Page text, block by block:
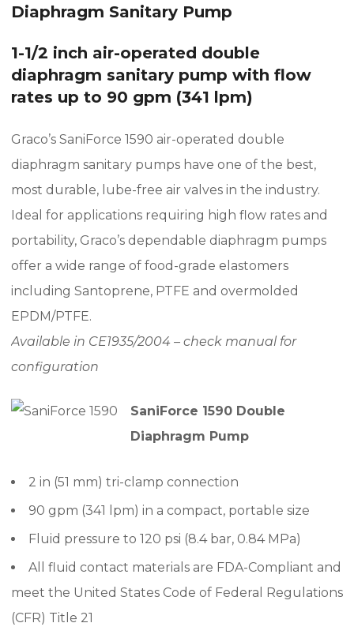
Diaphragm Sanitary Pump
1-1/2 inch air-operated double
diaphragm sanitary pump with flow
rates up to 90 gpm (341 lpm)
Graco’s SaniForce 1590 air-operated double
diaphragm sanitary pumps have one of the best,
most durable, lube-free air valves in the industry.
Ideal for applications requiring high flow rates and
portability, Graco’s dependable diaphragm pumps
offer a wide range of food-grade elastomers
including Santoprene, PTFE and overmolded
EPDM/PTFE.
Available in CE1935/2004 – check manual for
configuration
SaniForce 1590 Double
Diaphragm Pump
2 in (51 mm) tri-clamp connection
90 gpm (341 lpm) in a compact, portable size
Fluid pressure to 120 psi (8.4 bar, 0.84 MPa)
All fluid contact materials are FDA-Compliant and
meet the United States Code of Federal Regulations
(CFR) Title 21